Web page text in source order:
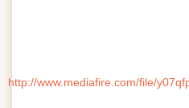
http://www.mediafire.com/file/